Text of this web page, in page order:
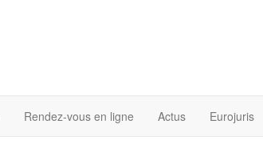
Rendez-vous en ligne Actus Eurojuris